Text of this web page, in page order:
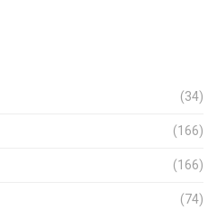
(34)
(166)
(166)
(74)